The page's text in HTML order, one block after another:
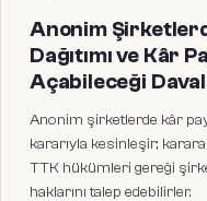
Anonim
Dağıtımı ve Kâr
Açabileceği
Anonim şirketlerde kâr
kararıyla kesinleşir;
TTK hükümleri gereği
haklarını talep edebilirler.